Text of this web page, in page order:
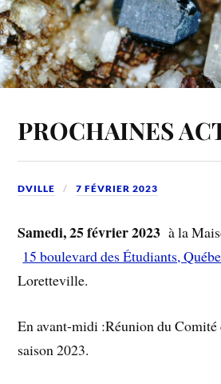
PROCHAINES
DVILLE 7 FÉVRIER 2023
Samedi, 25 février 2023 à la
15 boulevard des Étudiants,
Loretteville.
En avant-midi :Réunion du Comité
saison 2023.